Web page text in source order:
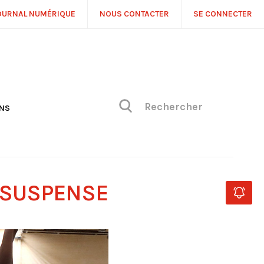
NUMÉRIQUE NOUS CONTACTER SE CONNECTER